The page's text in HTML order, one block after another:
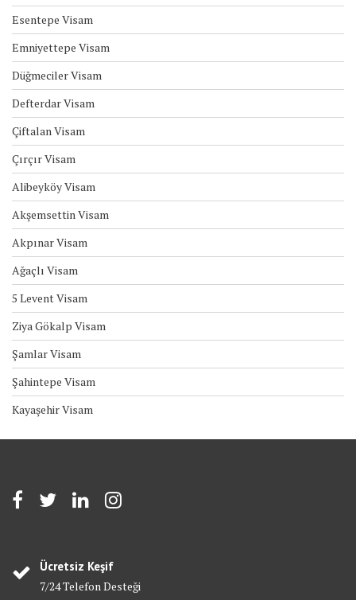
Esentepe Visam
Emniyettepe Visam
Düğmeciler Visam
Defterdar Visam
Çiftalan Visam
Çırçır Visam
Alibeyköy Visam
Akşemsettin Visam
Akpınar Visam
Ağaçlı Visam
5 Levent Visam
Ziya Gökalp Visam
Şamlar Visam
Şahintepe Visam
Kayaşehir Visam
Ücretsiz Keşif
7/24 Telefon Desteği